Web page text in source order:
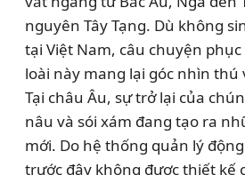
nguyên Tây Tạng. Dù không
tại Việt Nam, câu chuyện
loài này mang lại góc nhìn thú
Tại châu Âu, sự trở lại của
nâu và sói xám đang tạo ra
mới. Do hệ thống quản lý
trước đây không được thiết kế